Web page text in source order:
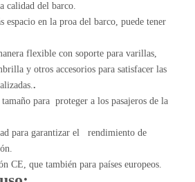
calidad del barco.
espacio en la proa del barco, puede tener
flexible con soporte para varillas,
y otros accesorios para satisfacer las
.
para proteger a los pasajeros de la
para garantizar el rendimiento de
CE, que también para países europeos.